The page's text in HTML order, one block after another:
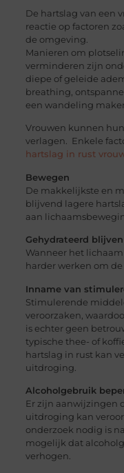
De hartslag van een
reactie op factoren
de omgeving.
Manieren om
verminderen zijn
diepe of geleide
breathing,
een wandeling
Vrouwen kunnen
verlagen. Enkele
hartslag in rust
Bewegen
De makkelijkste en
blijvend lagere
aan
Gehydrateerd blijven
Wanneer het
harder werken om
Inname van
Stimulerende
veroorzaken,
is echter geen
typische thee- of
hartslag in rust kan
uitdroging.
Alcoholgebruik
Er zijn aanwijzingen
uitdroging kan
onderzoek nodig is
mogelijk dat
verhogen.